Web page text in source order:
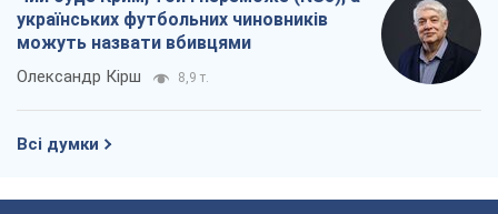
українських футбольних чиновників
можуть назвати вбивцями
Олександр Кірш 8,9 т.
Всі думки